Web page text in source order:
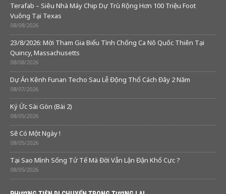
Terafab – Siêu Nhà Máy Chip Dự Trù Rộng Hơn 100 Triệu Foot
Vuông Tại Texas
08/08/2026
23/8/2026: Mời Tham Gia Biểu Tình Chống Ca Nô Quốc Thiên Tại
Quincy, Massachusetts
08/08/2026
Dự Án Kênh Funan Techo Sau Lễ Động Thổ Cách Đây 2 Năm
08/07/2026
Ký Ức Sài Gòn (Bài 2)
08/05/2026
Sẽ Có Một Ngày !
08/05/2026
Tại Sao Mình Sống Tử Tế Mà Đời Vẫn Lận Đận Khổ Cực ?
08/05/2026